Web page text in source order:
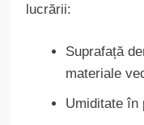
lucrării:
Suprafață
materiale
Umiditate în